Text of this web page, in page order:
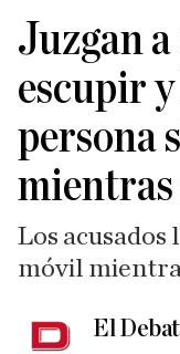
Juzgan
escupir
persona
Los
móvil
El